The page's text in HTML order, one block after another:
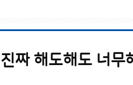
진짜 해도해도 너무